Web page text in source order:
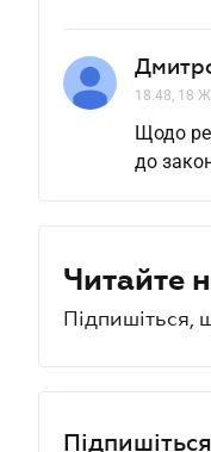
18.48, 18
Щодо
до
Читайте
Підпишіться,